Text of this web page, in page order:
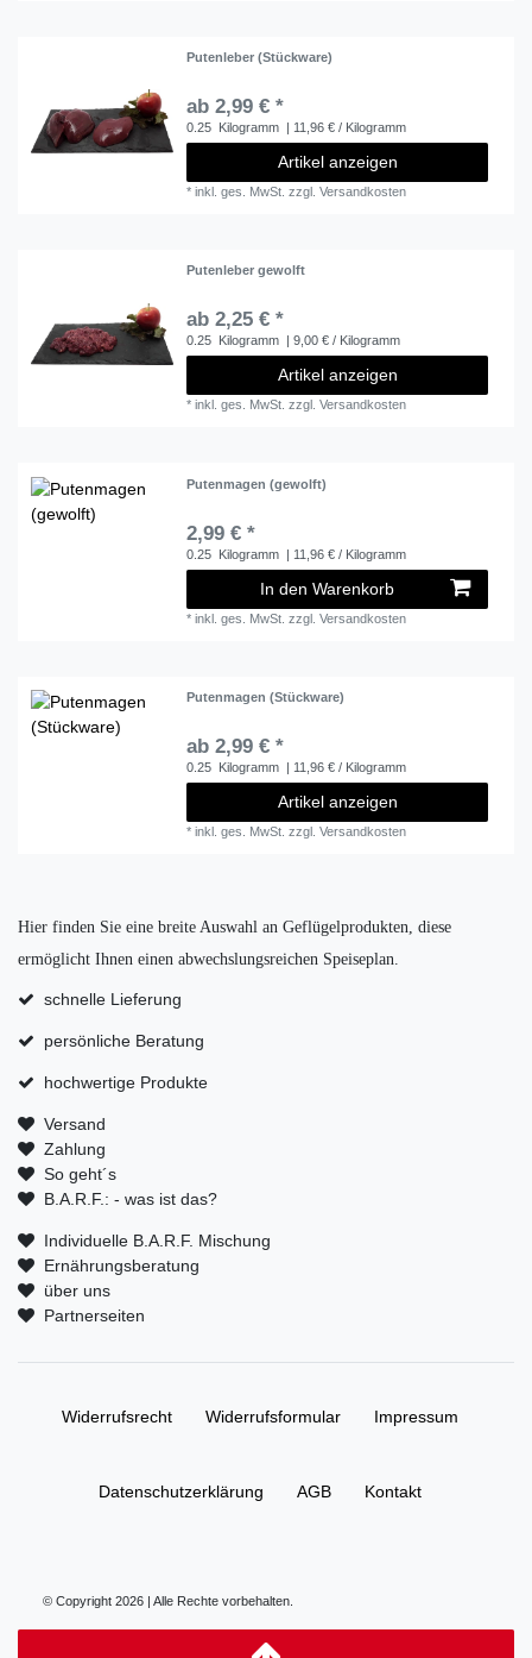
Putenleber (Stückware)
ab 2,99 € *
0.25 Kilogramm | 11,96 € / Kilogramm
Artikel anzeigen
*inkl. ges. MwSt. zzgl.Versandkosten
Putenleber gewolft
ab 2,25 € *
0.25 Kilogramm | 9,00 € / Kilogramm
Artikel anzeigen
*inkl. ges. MwSt. zzgl.Versandkosten
Putenmagen (gewolft)
2,99 € *
0.25 Kilogramm | 11,96 € / Kilogramm
In den Warenkorb
*inkl. ges. MwSt. zzgl.Versandkosten
Putenmagen (Stückware)
ab 2,99 € *
0.25 Kilogramm | 11,96 € / Kilogramm
Artikel anzeigen
*inkl. ges. MwSt. zzgl.Versandkosten
Hier finden Sie eine breite Auswahl an Geflügelprodukten, diese
ermöglicht Ihnen einen abwechslungsreichen Speiseplan.
schnelle Lieferung
persönliche Beratung
hochwertige Produkte
Versand
Zahlung
So geht´s
B.A.R.F.: - was ist das?
Individuelle B.A.R.F. Mischung
Ernährungsberatung
über uns
Partnerseiten
Widerrufs­recht Widerrufs­formular Impressum
Daten­schutz­erklärung AGB Kontakt
© Copyright 2026 | Alle Rechte vorbehalten.